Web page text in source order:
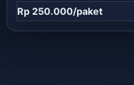
Rp 250.000/paket